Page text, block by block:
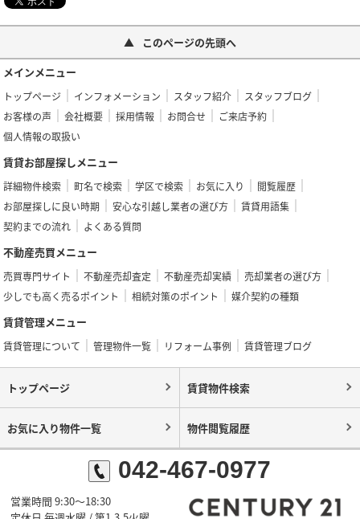
このページの先頭へ
メインメニュー
トップページ インフォメーション スタッフ紹介
スタッフブログ
お客様の声
会社概要 採用情報 お問合せ
ご来店予約
個人情報の取扱い
賃貸お部屋探しメニュー
詳細物件検索 町名で検索 学区で検索 お気に入り
閲覧履歴
お部屋探しに良い時期
安心な引越し業者の選び方
賃貸用語集
契約までの流れ
よくある質問
不動産売買メニュー
売買専門サイト 不動産売却査定 不動産売却実績
売却業者の選び方
少しでも高く売るポイント
相続対策のポイント 媒介契約の種類
賃貸管理メニュー
賃貸管理について 管理物件一覧 リフォーム事例 賃貸管理ブログ
トップページ 賃貸物件検索
お気に入り物件一覧 物件閲覧履歴
042-467-0977
営業時間 9:30～18:30